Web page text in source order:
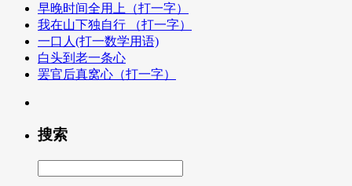
早晚时间全用上（打一字）
我在山下独自行 （打一字）
一口人(打一数学用语)
白头到老一条心
罢官后真窝心（打一字）
搜索